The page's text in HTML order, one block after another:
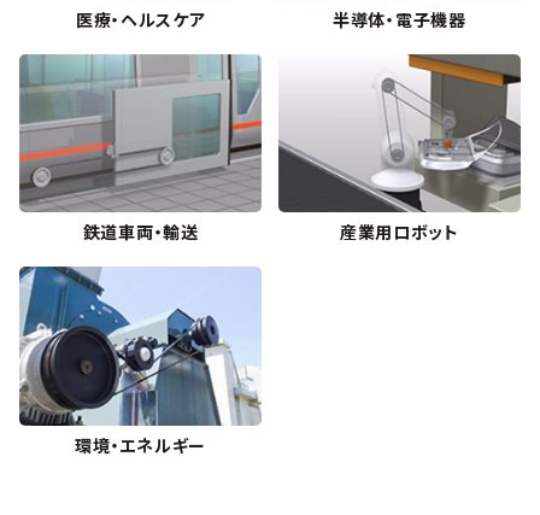
医療・ヘルスケア 半導体・電子機器
鉄道車両・輸送 産業用ロボット
環境・エネルギー